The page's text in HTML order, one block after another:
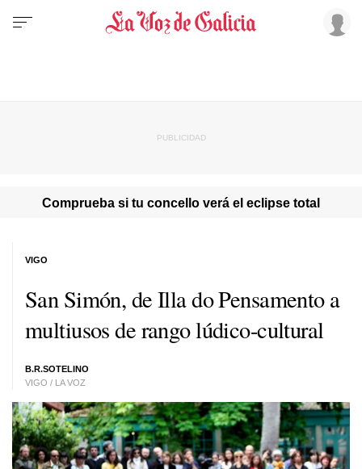
Comprueba si tu concello verá el eclipse total
San Simón, de Illa do Pensamento a
multiusos de rango lúdico-cultural
B.R.SOTELINO
VIGO / LA VOZ
VIGO